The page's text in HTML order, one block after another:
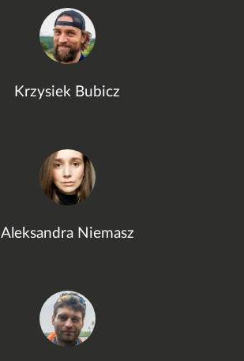
Krzysiek Bubicz
Aleksandra Niemasz